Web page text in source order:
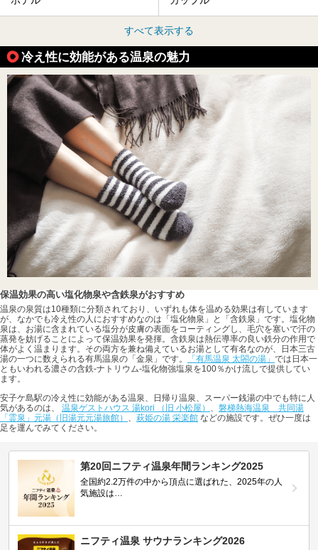
すべて表示する
冷え性に効能がある温泉の魅力
保温効果の高い塩化物泉や含鉄泉がおすすめ
温泉の泉質は10種類に分類されており、いずれも体を温める効果は有しています
が、なかでも冷え性の人におすすめなのは「塩化物泉」と「含鉄泉」です。塩化物
泉は、お湯に含まれている塩分が皮膚の表面をコーティングし、毛穴を塞いで汗の
蒸発を妨げることによって保温効果を発揮。含鉄泉は熱伝導率の良い鉄分の作用で
体がよく温まります。その両方を兼ね備えているお湯として有名なのが、日本三古
湯の一つに数えられる有馬温泉の「金泉」です。
「有馬温泉 太閤の湯」 では日本一
ともいわれる濃さの含鉄-ナトリウム-塩化物強塩泉を100％かけ流しで提供してい
ます。
安子ケ島駅の冷え性に効能がある温泉、日帰り温泉、スーパー銭湯の中でも特に人
気があるのは、 温泉ゲストハウス 湯kori （旧 小松屋）
磐梯熱海温泉 共同湯
「霊泉」元湯（旧湯元元湯旅館）
萩姫の湯 栄楽館 などの施設です。ぜひ一度は
足を運んでみてください。
第20回ニフティ温泉年間ランキング2025
全国約2.2万件の中から頂点に選ばれた、2025年の人
気施設は…
ニフティ温泉 サウナランキング2026